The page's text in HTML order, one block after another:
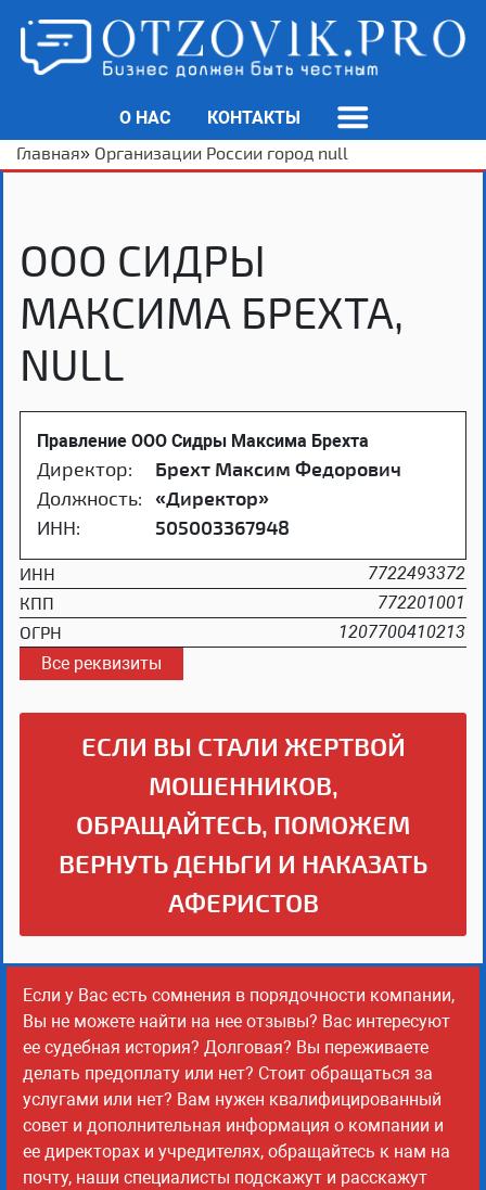
О НАС
КОНТАКТЫ
Главная» Организации России город null
ООО СИДРЫ
МАКСИМА БРЕХТА,
NULL
Правление ООО Сидры Максима Брехта
Директор:
Брехт Максим Федорович
Должность: «Директор»
ИНН:
505003367948
ИНН
7722493372
КПП
772201001
ОГРН
1207700410213
Все реквизиты
ЕСЛИ ВЫ СТАЛИ ЖЕРТВОЙ
МОШЕННИКОВ,
ОБРАЩАЙТЕСЬ, ПОМОЖЕМ
ВЕРНУТЬ ДЕНЬГИ И НАКАЗАТЬ
АФЕРИСТОВ
Если у Вас есть сомнения в порядочности компании,
Вы не можете найти на нее отзывы? Вас интересуют
ее судебная история? Долговая? Вы переживаете
делать предоплату или нет? Стоит обращаться за
услугами или нет? Вам нужен квалифицированный
совет и дополнительная информация о компании и
ее директорах и учредителях, обращайтесь к нам на
почту, наши специалисты подскажут и расскажут